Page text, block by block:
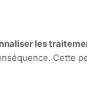
les
Cette